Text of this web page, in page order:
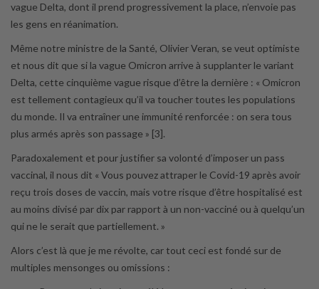
vague Delta, dont il prend progressivement la place, n’envoie pas
les gens en réanimation.
Même notre ministre de la Santé, Olivier Veran, se veut optimiste
et nous dit que si la vague Omicron arrive à supplanter le variant
Delta, cette cinquième vague risque d’être la dernière : « Omicron
est tellement contagieux qu’il va toucher toutes les populations
du monde. Il va entraîner une immunité renforcée : on sera tous
plus armés après son passage » [3].
Paradoxalement et pour justifier sa volonté d’imposer un pass
vaccinal, il nous dit « Vous pouvez attraper le Covid-19 après avoir
reçu trois doses de vaccin, mais votre risque d’être hospitalisé est
au moins divisé par dix par rapport à un non-vacciné ou à quelqu’un
qui ne le serait que partiellement. »
Alors c’est là que je me révolte, car tout ceci est fondé sur de
multiples mensonges ou omissions :